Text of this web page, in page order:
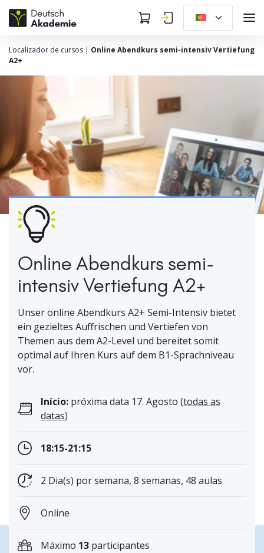
Localizador de cursos | Online Abendkurs semi-intensiv Vertiefung
A2+
Online Abendkurs semi-
intensiv Vertiefung A2+
Unser online Abendkurs A2+ Semi-Intensiv bietet
ein gezieltes Auffrischen und Vertiefen von
Themen aus dem A2-Level und bereitet somit
optimal auf Ihren Kurs auf dem B1-Sprachniveau
vor.
Início: próxima data 17. Agosto (todas as
datas)
18:15-21:15
2 Dia(s) por semana, 8 semanas, 48 aulas
Online
Máximo 13 participantes